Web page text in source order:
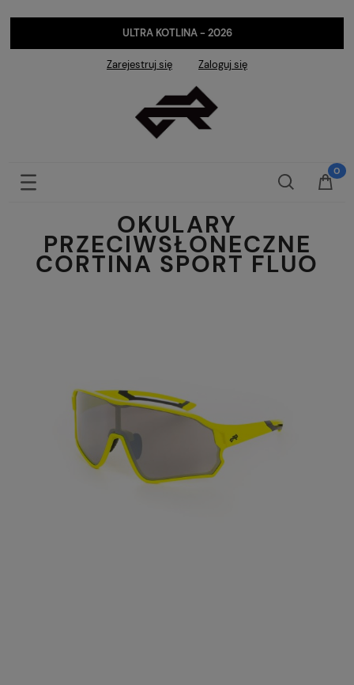
ULTRA KOTLINA - 2026
Zarejestruj się Zaloguj się
OKULARY
PRZECIWSŁONECZNE
CORTINA SPORT FLUO